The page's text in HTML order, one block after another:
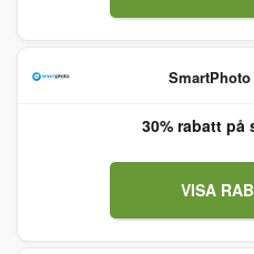
SmartPhoto
30% rabatt
VISA